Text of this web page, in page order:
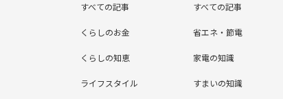
すべての記事
くらしのお金
くらしの知恵
ライフスタイル
すべての記事
省エネ・節電
家電の知識
すまいの知識